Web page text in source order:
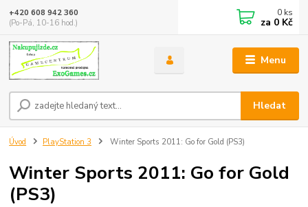
Menu
Hledat
+420 608 942 360
(Po-Pá, 10-16 hod.)
0 ks
za 0 Kč
Úvod PlayStation 3 Winter Sports 2011: Go for Gold (PS3)
Winter Sports 2011: Go for Gold
(PS3)